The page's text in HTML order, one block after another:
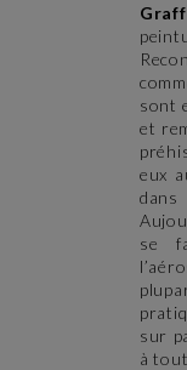
sont
et
eux
se
sur
à